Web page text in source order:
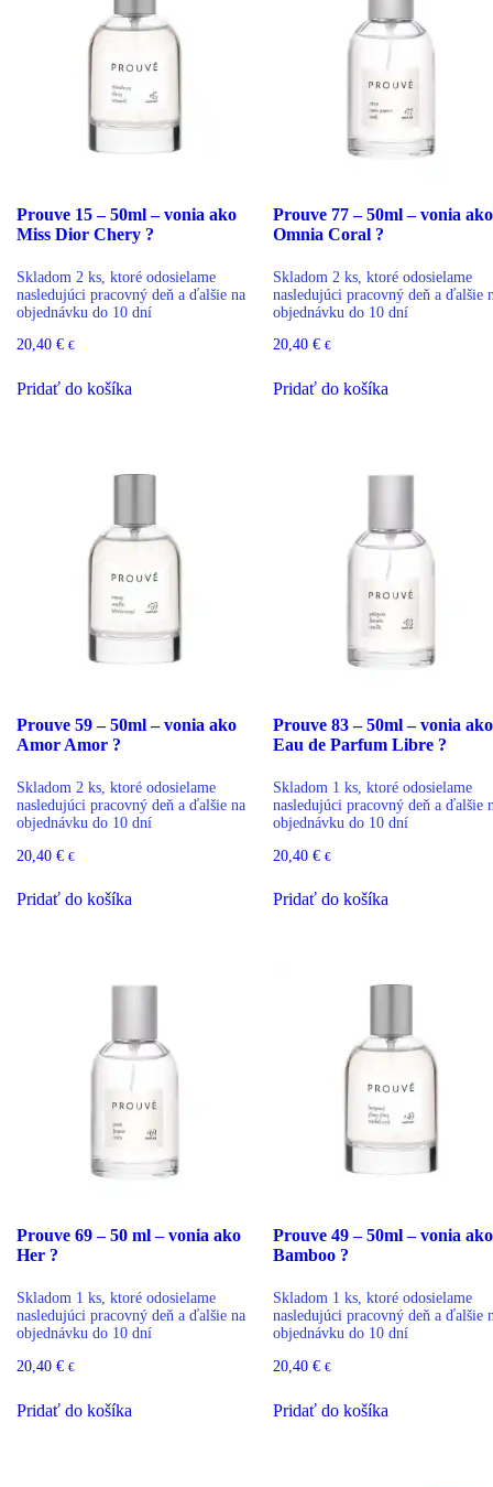
Prouve 15 – 50ml – vonia ako
Miss Dior Chery ?
Skladom 2 ks, ktoré odosielame
nasledujúci pracovný deň a ďalšie na
objednávku do 10 dní
20,40 € €
Pridať do košíka
Prouve 77 – 50ml – vonia ako
Omnia Coral ?
Skladom 2 ks, ktoré odosielame
nasledujúci pracovný deň a ďalšie
objednávku do 10 dní
20,40 € €
Pridať do košíka
Prouve 59 – 50ml – vonia ako
Amor Amor ?
Skladom 2 ks, ktoré odosielame
nasledujúci pracovný deň a ďalšie na
objednávku do 10 dní
20,40 € €
Pridať do košíka
Prouve 83 – 50ml – vonia ako
Eau de Parfum Libre ?
Skladom 1 ks, ktoré odosielame
nasledujúci pracovný deň a ďalšie
objednávku do 10 dní
20,40 € €
Pridať do košíka
Prouve 69 – 50 ml – vonia ako
Her ?
Skladom 1 ks, ktoré odosielame
nasledujúci pracovný deň a ďalšie na
objednávku do 10 dní
20,40 € €
Pridať do košíka
Prouve 49 – 50ml – vonia ako
Bamboo ?
Skladom 1 ks, ktoré odosielame
nasledujúci pracovný deň a ďalšie
objednávku do 10 dní
20,40 € €
Pridať do košíka